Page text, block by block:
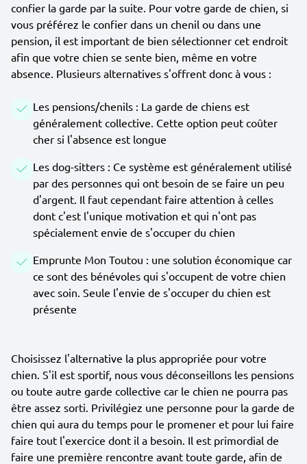
confier la garde par la suite. Pour votre garde de chien, si
vous préférez le confier dans un chenil ou dans une
pension, il est important de bien sélectionner cet endroit
afin que votre chien se sente bien, même en votre
absence. Plusieurs alternatives s'offrent donc à vous :
Les pensions/chenils : La garde de chiens est
généralement collective. Cette option peut coûter
cher si l'absence est longue
Les dog-sitters : Ce système est généralement utilisé
par des personnes qui ont besoin de se faire un peu
d'argent. Il faut cependant faire attention à celles
dont c'est l'unique motivation et qui n'ont pas
spécialement envie de s'occuper du chien
Emprunte Mon Toutou : une solution économique car
ce sont des bénévoles qui s'occupent de votre chien
avec soin. Seule l'envie de s'occuper du chien est
présente
Choisissez l'alternative la plus appropriée pour votre
chien. S'il est sportif, nous vous déconseillons les pensions
ou toute autre garde collective car le chien ne pourra pas
être assez sorti. Privilégiez une personne pour la garde de
chien qui aura du temps pour le promener et pour lui faire
faire tout l'exercice dont il a besoin. Il est primordial de
faire une première rencontre avant toute garde, afin de